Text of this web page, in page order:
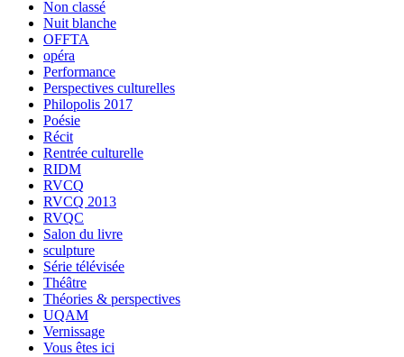
Non classé
Nuit blanche
OFFTA
opéra
Performance
Perspectives culturelles
Philopolis 2017
Poésie
Récit
Rentrée culturelle
RIDM
RVCQ
RVCQ 2013
RVQC
Salon du livre
sculpture
Série télévisée
Théâtre
Théories & perspectives
UQAM
Vernissage
Vous êtes ici